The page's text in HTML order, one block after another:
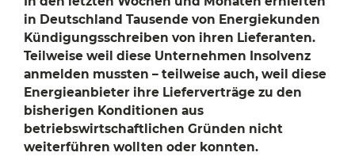
in Deutschland Tausende von Energiekunden
Kündigungsschreiben von ihren Lieferanten.
Teilweise weil diese Unternehmen Insolvenz
anmelden mussten – teilweise auch, weil diese
Energieanbieter ihre Lieferverträge zu den
bisherigen Konditionen aus
betriebswirtschaftlichen Gründen nicht
weiterführen wollten oder konnten.